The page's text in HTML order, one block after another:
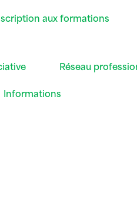
aux formations
Réseau
Informations